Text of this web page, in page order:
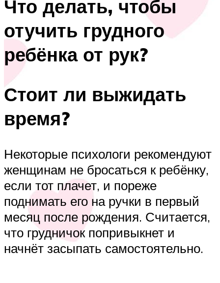
Что делать, чтобы
отучить грудного
ребёнка от рук?
Стоит ли выжидать
время?
Некоторые психологи рекомендуют
женщинам не бросаться к ребёнку,
если тот плачет, и пореже
поднимать его на ручки в первый
месяц после рождения. Считается,
что грудничок попривыкнет и
начнёт засыпать самостоятельно.